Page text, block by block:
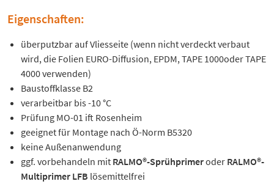
Eigenschaften:
überputzbar auf Vliesseite (wenn nicht verdeckt verbaut
wird, die Folien EURO-Diffusion, EPDM, TAPE 1000oder TAPE
4000 verwenden)
Baustoffklasse B2
verarbeitbar bis -10 °C
Prüfung MO-01 ift Rosenheim
geeignet für Montage nach Ö-Norm B5320
keine Außenanwendung
ggf. vorbehandeln mit RALMO®-Sprühprimeroder RALMO®-
Multiprimer LFB lösemittelfrei